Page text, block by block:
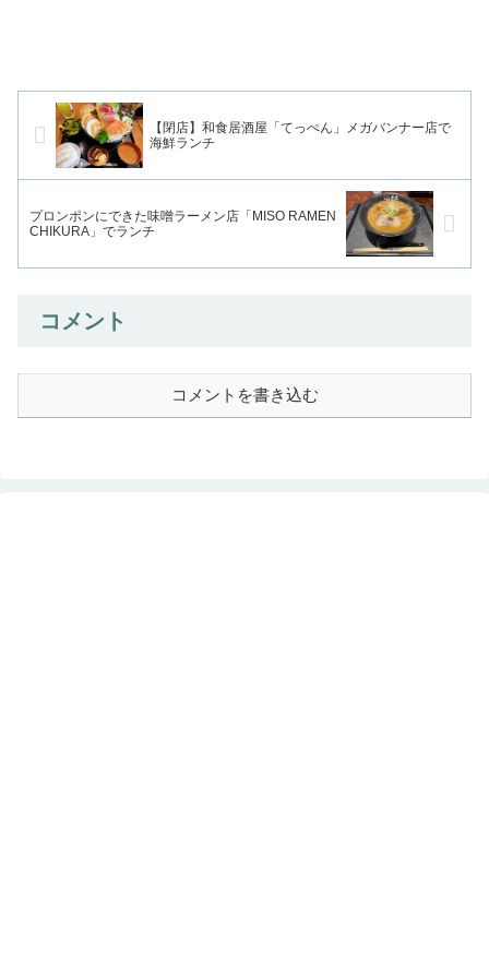
【閉店】和食居酒屋「てっぺん」メガバンナー店で
海鮮ランチ
プロンポンにできた味噌ラーメン店「MISO RAMEN
CHIKURA」でランチ
コメント
コメントを書き込む